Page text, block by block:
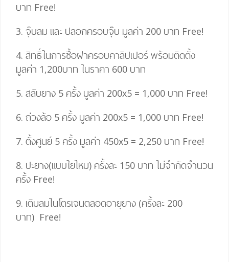
บาท Free!
3. จุ๊บลม และ ปลอกครอบจุ๊บ มูลค่า 200 บาท Free!
4. สิทธิ์ในการซื้อฝาครอบคาลิปเปอร์ พร้อมติดตั้ง
มูลค่า 1,200บาท ในราคา 600 บาท
5. สลับยาง 5 ครั้ง มูลค่า 200x5 = 1,000 บาท Free!
6. ถ่วงล้อ 5 ครั้ง มูลค่า 200x5 = 1,000 บาท Free!
7. ตั้งศูนย์ 5 ครั้ง มูลค่า 450x5 = 2,250 บาท Free!
8. ปะยาง(แบบใยไหม) ครั้งละ 150 บาท ไม่จำกัดจำนวน
ครั้ง Free!
9. เติมลมไนโตรเจนตลอดอายุยาง (ครั้งละ 200
บาท) Free!